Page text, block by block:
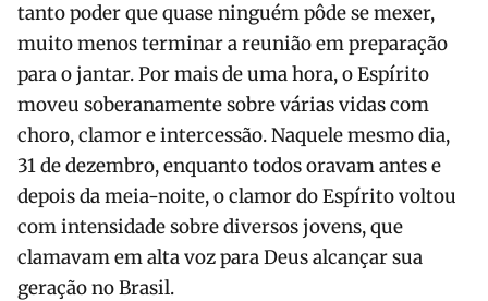
tanto poder que quase ninguém pôde se mexer,
muito menos terminar a reunião em preparação
para o jantar. Por mais de uma hora, o Espírito
moveu soberanamente sobre várias vidas com
choro, clamor e intercessão. Naquele mesmo dia,
31 de dezembro, enquanto todos oravam antes e
depois da meia-noite, o clamor do Espírito voltou
com intensidade sobre diversos jovens, que
clamavam em alta voz para Deus alcançar sua
geração no Brasil.